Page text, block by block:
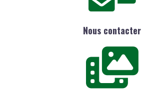
Nous contacter